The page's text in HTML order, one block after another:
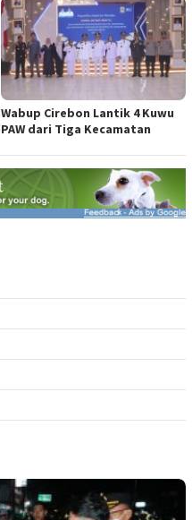
Wabup Cirebon Lantik 4 Kuwu
PAW dari Tiga Kecamatan